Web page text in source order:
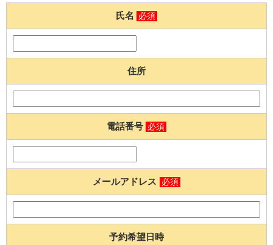
氏名 必須
住所
電話番号 必須
メールアドレス 必須
予約希望日時